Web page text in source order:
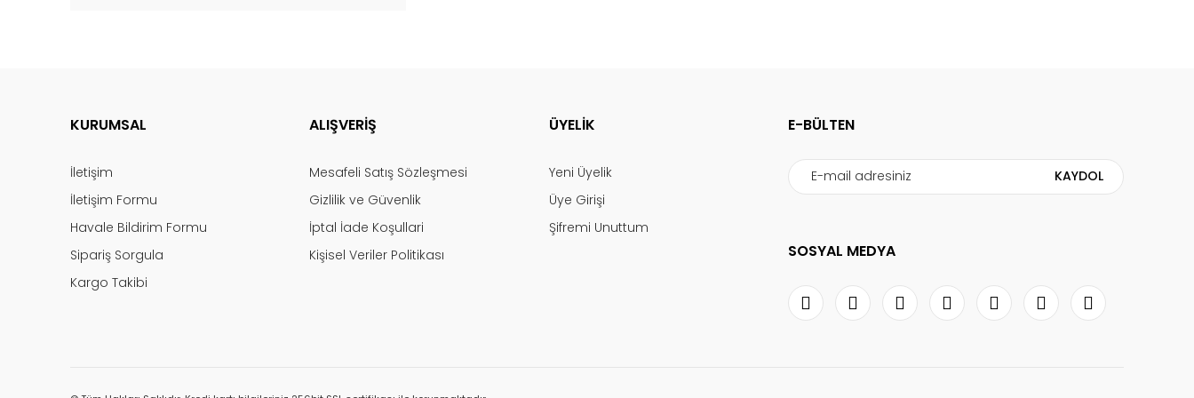
KURUMSAL
İletişim
İletişim Formu
Havale Bildirim Formu
Sipariş Sorgula
Kargo Takibi
ALIŞVERİŞ
Mesafeli Satış Sözleşmesi
Gizlilik ve Güvenlik
İptal İade Koşullari
Kişisel Veriler Politikası
ÜYELİK
Yeni Üyelik
Üye Girişi
Şifremi Unuttum
E-BÜLTEN
KAYDOL
SOSYAL MEDYA